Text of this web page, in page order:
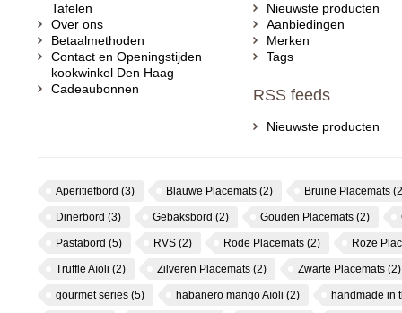
Tafelen
Over ons
Betaalmethoden
Contact en Openingstijden
kookwinkel Den Haag
Cadeaubonnen
Nieuwste producten
Aanbiedingen
Merken
Tags
RSS feeds
Nieuwste producten
Aperitiefbord (3) Blauwe Placemats (2) Bruine Placemats
Dinerbord (3) Gebaksbord (2) Gouden Placemats (2)
Pastabord (5) RVS (2) Rode Placemats (2) Roze
Truffle Aïoli (2) Zilveren Placemats (2) Zwarte Placemats (2)
gourmet series (5) habanero mango Aïoli (2) handmade in